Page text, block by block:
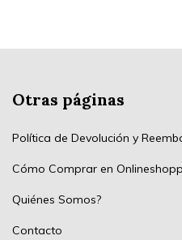
Otras páginas
Política de Devolución y
Cómo Comprar en
Quiénes Somos?
Contacto